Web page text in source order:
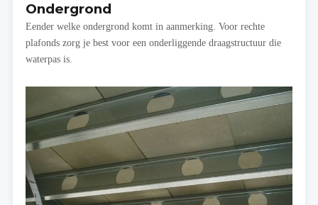
Ondergrond
Eender welke ondergrond komt in aanmerking. Voor rechte
plafonds zorg je best voor een onderliggende draagstructuur die
waterpas is.